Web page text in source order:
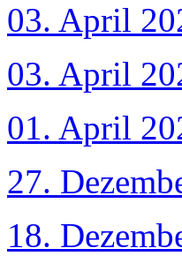
03. April
03. April
01. April
27.
18.